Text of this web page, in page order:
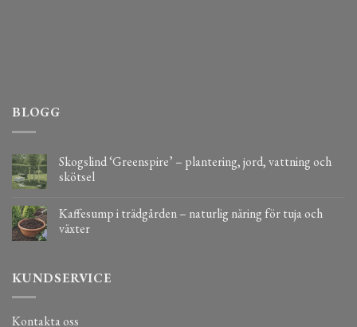
BLOGG
Skogslind ‘Greenspire’ – plantering, jord, vattning och
skötsel
Kaffesump i trädgården – naturlig näring för tuja och
växter
KUNDSERVICE
Kontakta oss